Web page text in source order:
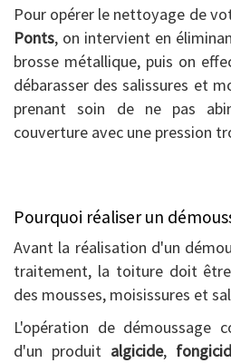
Pour opérer le nettoyage de
Ponts, on intervient en
brosse métallique, puis on
débarasser des salissures et
prenant soin de ne pas
couverture avec une pression
Pourquoi réaliser un
Avant la réalisation d'un
traitement, la toiture doit
des mousses, moisissures et
L'opération de démoussage
d'un produit algicide,